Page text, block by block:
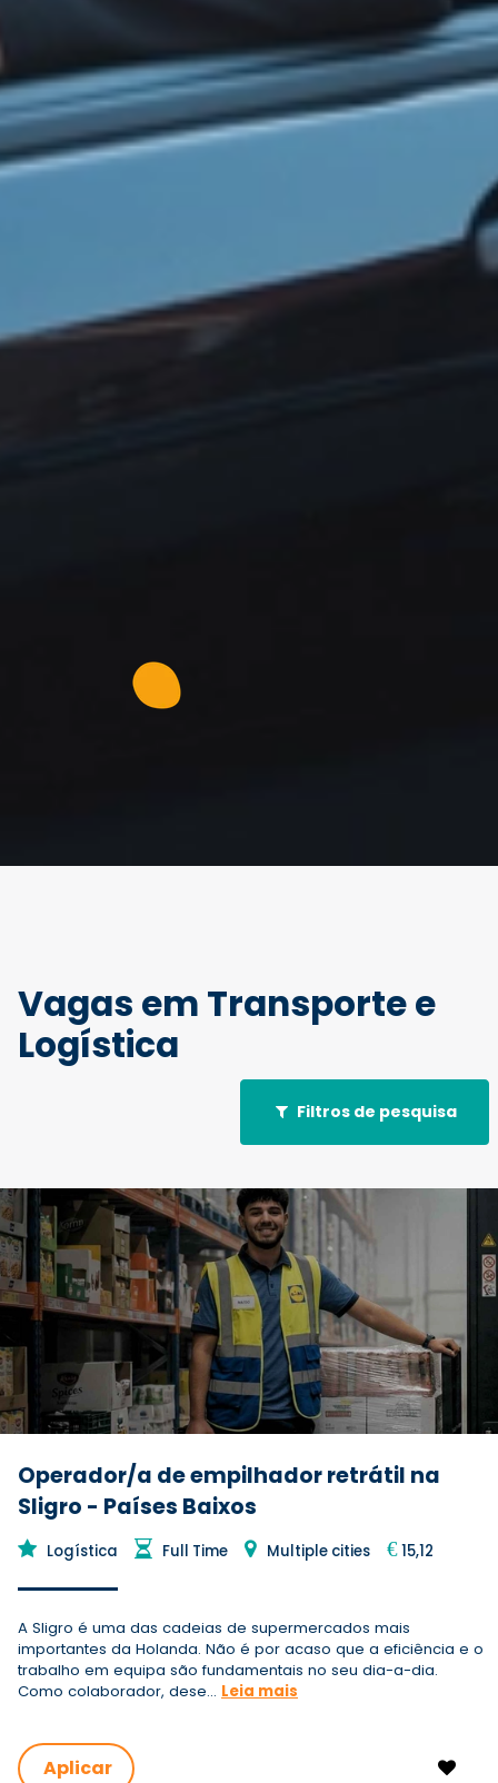
Vagas em Transporte e
Logística
Filtros de pesquisa
Operador/a de empilhador retrátil na
Sligro - Países Baixos
Logística Full Time Multiple cities €15,12
A Sligro é uma das cadeias de supermercados mais
importantes da Holanda. Não é por acaso que a eficiência e o
trabalho em equipa são fundamentais no seu dia-a-dia.
Como colaborador, dese... Leia mais
Aplicar